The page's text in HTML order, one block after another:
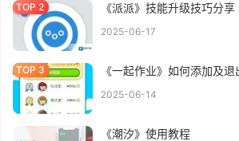
《派派》技能升级技巧分享
2025-06-17
《一起作业》如何添加及
2025-06-14
《潮汐》使用教程